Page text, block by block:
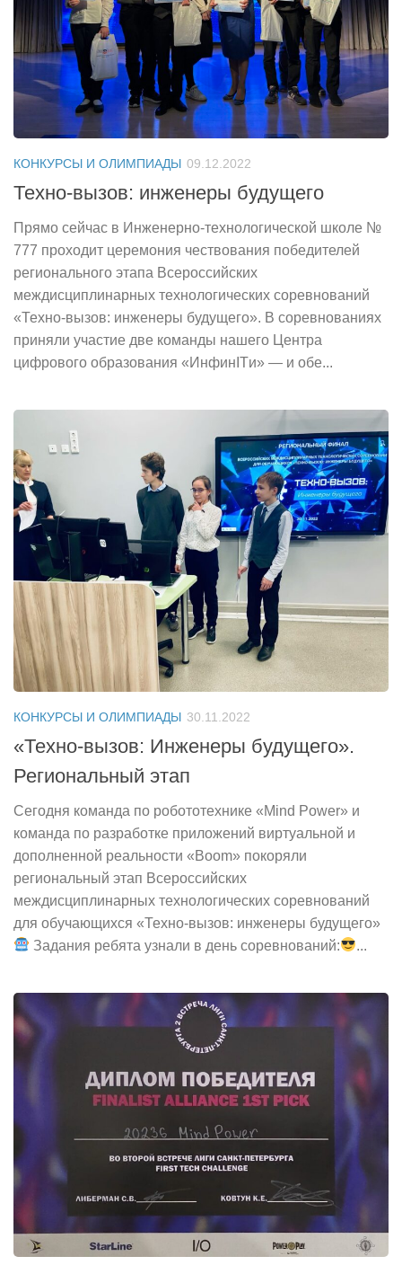
КОНКУРСЫ И ОЛИМПИАДЫ 09.12.2022
Техно-вызов: инженеры будущего
Прямо сейчас в Инженерно-технологической школе №
777 проходит церемония чествования победителей
регионального этапа Всероссийских
междисциплинарных технологических соревнований
«Техно-вызов: инженеры будущего». В соревнованиях
приняли участие две команды нашего Центра
цифрового образования «ИнфинITи» — и обе...
КОНКУРСЫ И ОЛИМПИАДЫ 30.11.2022
«Техно-вызов: Инженеры будущего».
Региональный этап
Сегодня команда по робототехнике «Mind Power» и
команда по разработке приложений виртуальной и
дополненной реальности «Boom» покоряли
региональный этап Всероссийских
междисциплинарных технологических соревнований
для обучающихся «Техно-вызов: инженеры будущего»
Задания ребята узнали в день соревнований:
...